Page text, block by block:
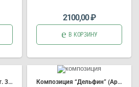
2100,00₽
В КОРЗИНУ
Композиция “Весна” (Арт. 3259) Композиция “Дельфин” (Арт. 2346)